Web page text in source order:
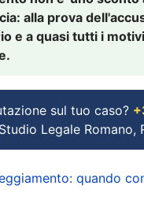
alla prova
e a quasi tutti i
sul tuo caso?
Legale Romano,
quando